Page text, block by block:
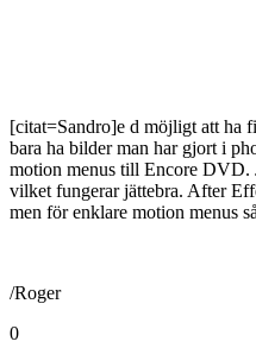
[citat=Sandro]e d möjligt att ha
bara ha bilder man har gjort i
motion menus till Encore DVD.
vilket fungerar jättebra. After
men för enklare motion menus
/Roger
0